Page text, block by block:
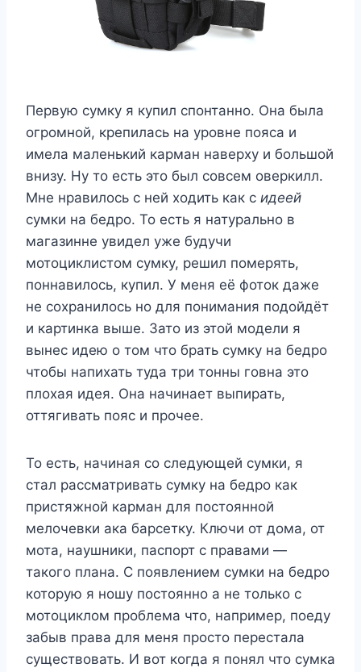
Первую сумку я купил спонтанно. Она была
огромной, крепилась на уровне пояса и
имела маленький карман наверху и большой
внизу. Ну то есть это был совсем оверкилл.
Мне нравилось с ней ходить как с идеей
сумки на бедро. То есть я натурально в
магазинне увидел уже будучи
мотоциклистом сумку, решил померять,
поннавилось, купил. У меня её фоток даже
не сохранилось но для понимания подойдёт
и картинка выше. Зато из этой модели я
вынес идею о том что брать сумку на бедро
чтобы напихать туда три тонны говна это
плохая идея. Она начинает выпирать,
оттягивать пояс и прочее.
То есть, начиная со следующей сумки, я
стал рассматривать сумку на бедро как
пристяжной карман для постоянной
мелочевки ака барсетку. Ключи от дома, от
мота, наушники, паспорт с правами —
такого плана. С появлением сумки на бедро
которую я ношу постоянно а не только с
мотоциклом проблема что, например, поеду
забыв права для меня просто перестала
существовать. И вот когда я понял что сумка